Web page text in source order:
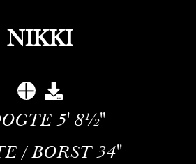
NIKKI
5' 8½''
/ BORST 34''